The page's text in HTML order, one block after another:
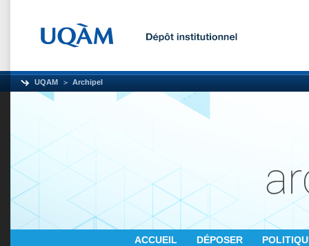
UQAM Archipel
ACCUEIL DÉPOSER